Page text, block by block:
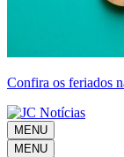
Confira os feriados
MENU
MENU